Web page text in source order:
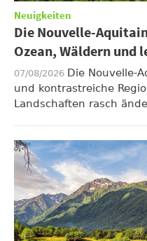
Neuigkeiten
Die Nouvelle-
Ozean, Wäldern und
07/08/2026 Die Nouvelle-
und kontrastreiche
Landschaften rasch